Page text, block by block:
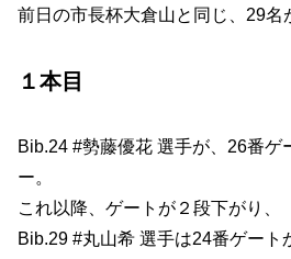
前日の市長杯大倉山と同じ、29名
１本目
Bib.24 #勢藤優花 選手が、26番ゲ
ー。
これ以降、ゲートが２段下がり、
Bib.29 #丸山希 選手は24番ゲート